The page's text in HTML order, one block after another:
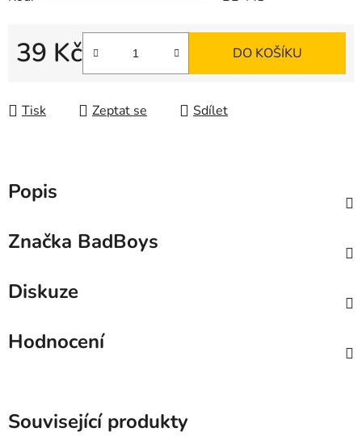
39 Kč
Měrná cena:
DO KOŠÍKU
Tisk Zeptat se Sdílet
Popis
Značka BadBoys
Diskuze
Hodnocení
Související produkty